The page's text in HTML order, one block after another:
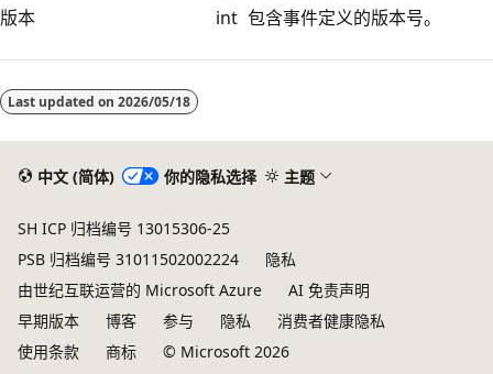
版本 int 包含事件定义的版本号。
模
式
Last updated on 2026/05/18
中文 (简体) 你的隐私选择 主题
SH ICP 归档编号 13015306-25
PSB 归档编号 31011502002224
隐私
由世纪互联运营的 Microsoft Azure
AI 免责声明
早期版本
博客 参与 隐私
消费者健康隐私
使用条款
商标 © Microsoft 2026